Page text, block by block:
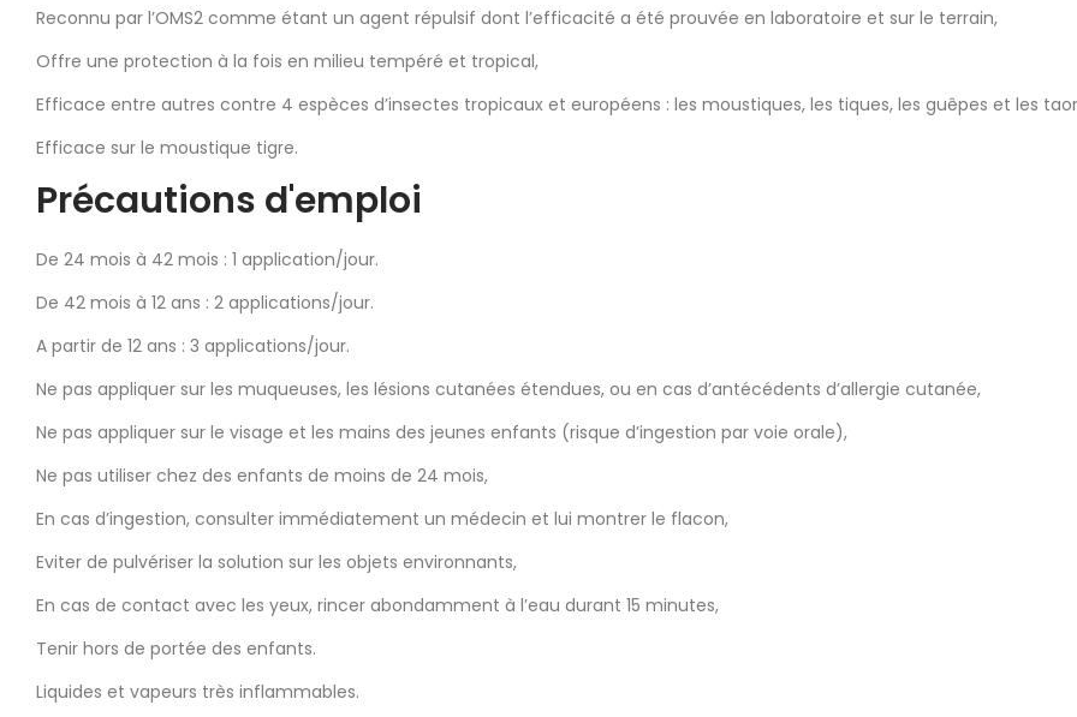
Reconnu par l’OMS2 comme étant un agent répulsif dont l’efficacité a été prouvée en laboratoire et sur le terrain,
Offre une protection à la fois en milieu tempéré et tropical,
Efficace entre autres contre 4 espèces d’insectes tropicaux et européens : les moustiques, les tiques, les guêpes et les
Efficace sur le moustique tigre.
Précautions d'emploi
De 24 mois à 42 mois : 1 application/jour.
De 42 mois à 12 ans : 2 applications/jour.
A partir de 12 ans : 3 applications/jour.
Ne pas appliquer sur les muqueuses, les lésions cutanées étendues, ou en cas d’antécédents d’allergie cutanée,
Ne pas appliquer sur le visage et les mains des jeunes enfants (risque d’ingestion par voie orale),
Ne pas utiliser chez des enfants de moins de 24 mois,
En cas d’ingestion, consulter immédiatement un médecin et lui montrer le flacon,
Eviter de pulvériser la solution sur les objets environnants,
En cas de contact avec les yeux, rincer abondamment à l’eau durant 15 minutes,
Tenir hors de portée des enfants.
Liquides et vapeurs très inflammables.